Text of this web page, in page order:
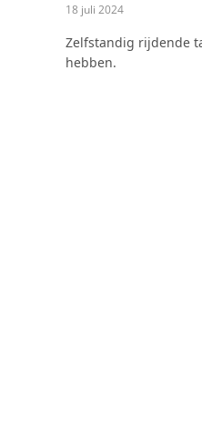
18 juli 2024
Zelfstandig rijdende
hebben.